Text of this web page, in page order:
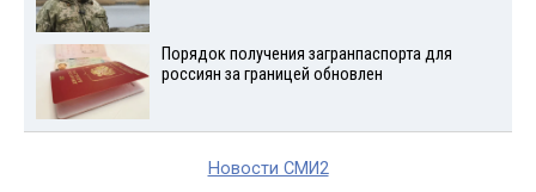
Порядок получения загранпаспорта для
россиян за границей обновлен
Новости СМИ2